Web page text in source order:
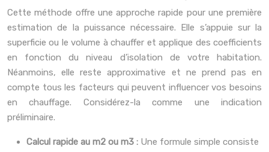
Cette méthode offre une approche rapide pour une première
estimation de la puissance nécessaire. Elle s’appuie sur la
superficie ou le volume à chauffer et applique des coefficients
en fonction du niveau d’isolation de votre habitation.
Néanmoins, elle reste approximative et ne prend pas en
compte tous les facteurs qui peuvent influencer vos besoins
en chauffage. Considérez-la comme une indication
préliminaire.
Calcul rapide au m2 ou m3 : Une formule simple consiste